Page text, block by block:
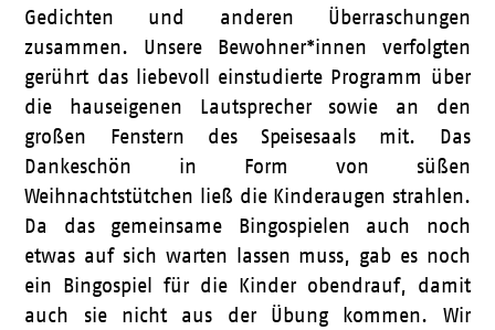
Gedichten und anderen Überraschungen
zusammen. Unsere Bewohner*innen verfolgten
gerührt das liebevoll einstudierte Programm über
die hauseigenen Lautsprecher sowie an den
großen Fenstern des Speisesaals mit. Das
Dankeschön in Form von süßen
Weihnachtstütchen ließ die Kinderaugen strahlen.
Da das gemeinsame Bingospielen auch noch
etwas auf sich warten lassen muss, gab es noch
ein Bingospiel für die Kinder obendrauf, damit
auch sie nicht aus der Übung kommen. Wir